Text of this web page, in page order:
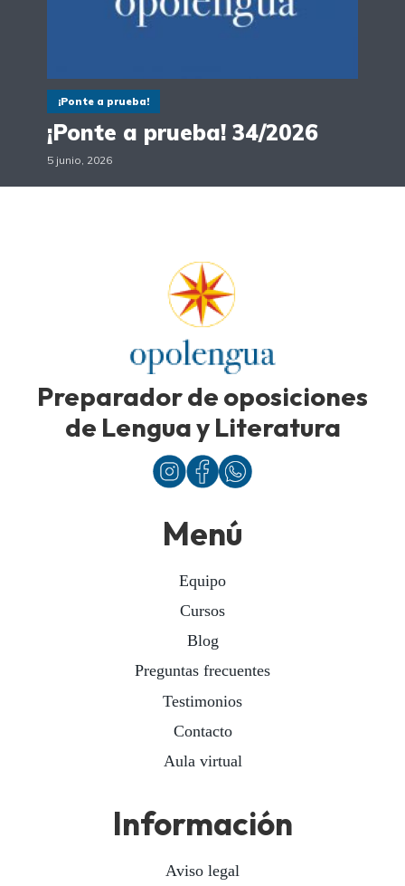
¡Ponte a prueba!
¡Ponte a prueba! 34/2026
5 junio, 2026
Preparador de oposiciones
de Lengua y Literatura
Menú
Equipo
Cursos
Blog
Preguntas frecuentes
Testimonios
Contacto
Aula virtual
Información
Aviso legal